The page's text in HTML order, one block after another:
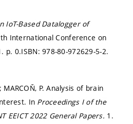
IoT-Based Datalogger of
International Conference on
p. 0.ISBN: 978-80-972629-5-2.
MARCOŇ, P. Analysis of brain
In Proceedings I of the
EEICT 2022 General Papers. 1.